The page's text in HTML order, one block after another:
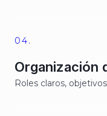
04.
Organización
Roles claros,